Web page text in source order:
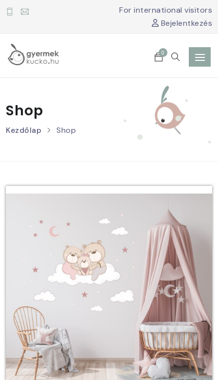
For international visitors
Bejelentkezés
0
Shop
Kezdőlap Shop